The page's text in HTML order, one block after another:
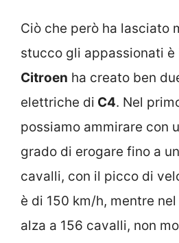
Ciò che però ha lasciato
stucco gli appassionati
Citroen ha creato ben
elettriche di C4. Nel
possiamo ammirare con
grado di erogare fino a
cavalli, con il picco di
è di 150 km/h, mentre
alza a 156 cavalli, non